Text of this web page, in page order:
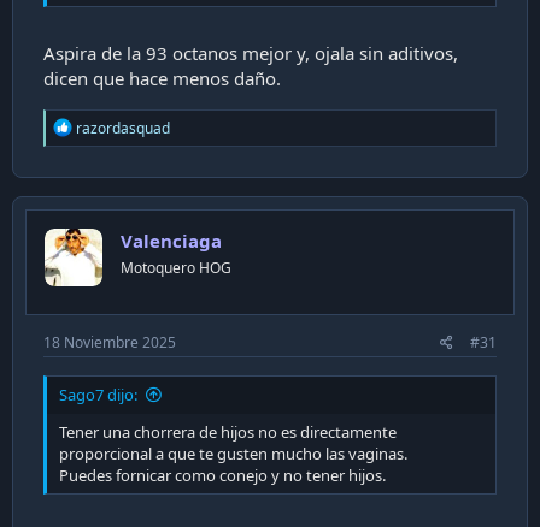
Aspira de la 93 octanos mejor y, ojala sin aditivos,
dicen que hace menos daño.
R
e
c
t
o
n
razordasquad
Valenciaga
Motoquero HOG
18 Noviembre 2025 #31
Sago7 dijo:
Tener una chorrera de hijos no es directamente
proporcional a que te gusten mucho las vaginas.
Puedes fornicar como conejo y no tener hijos.